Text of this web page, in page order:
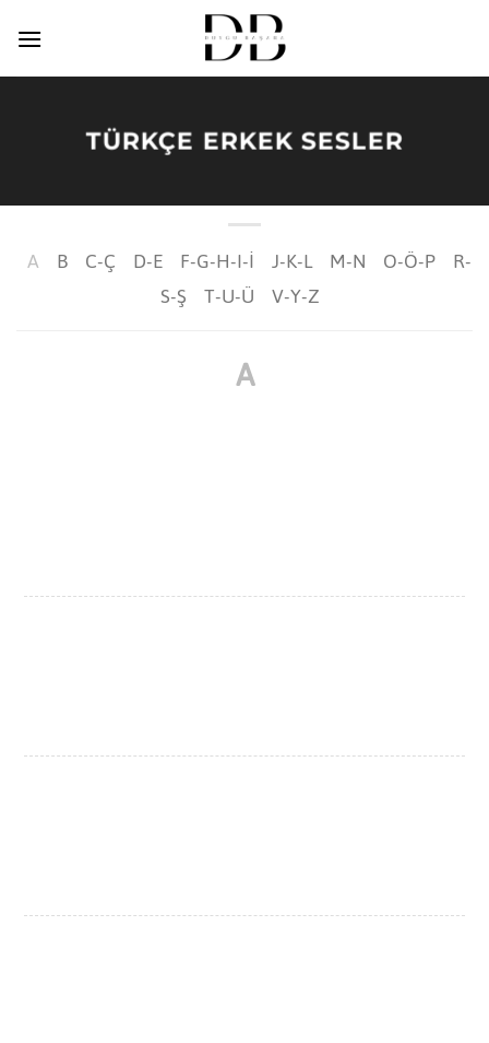
atla
TÜRKÇE ERKEK SESLER
A B C-Ç D-E F-G-H-I-İ J-K-L M-N O-Ö-P R-
S-Ş T-U-Ü V-Y-Z
A